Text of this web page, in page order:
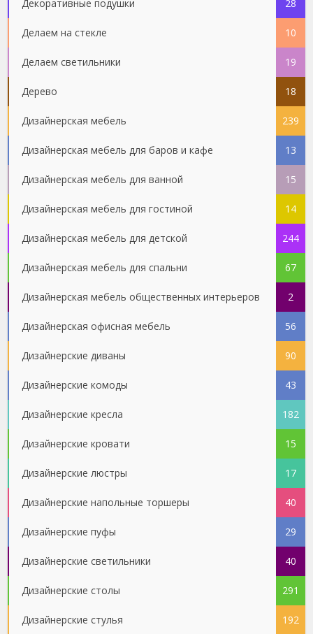
Декоративные подушки 28
Делаем на стекле 10
Делаем светильники 19
Дерево 18
Дизайнерская мебель 239
Дизайнерская мебель для баров и кафе 13
Дизайнерская мебель для ванной 15
Дизайнерская мебель для гостиной 14
Дизайнерская мебель для детской 244
Дизайнерская мебель для спальни 67
Дизайнерская мебель общественных интерьеров 2
Дизайнерская офисная мебель 56
Дизайнерские диваны 90
Дизайнерские комоды 43
Дизайнерские кресла 182
Дизайнерские кровати 15
Дизайнерские люстры 17
Дизайнерские напольные торшеры 40
Дизайнерские пуфы 29
Дизайнерские светильники 40
Дизайнерские столы 291
Дизайнерские стулья 192